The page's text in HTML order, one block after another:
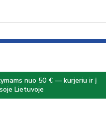
nuo 50 € — kurjeriu ir į
Lietuvoje